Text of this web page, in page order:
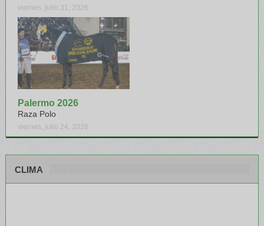
viernes, julio 31, 2026
Palermo 2026
Raza Polo
viernes, julio 24, 2026
CLIMA